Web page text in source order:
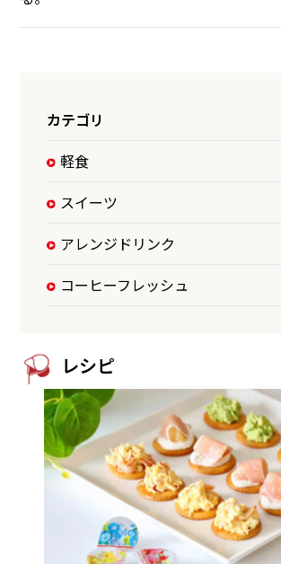
カテゴリ
軽食
スイーツ
アレンジドリンク
コーヒーフレッシュ
レシピ